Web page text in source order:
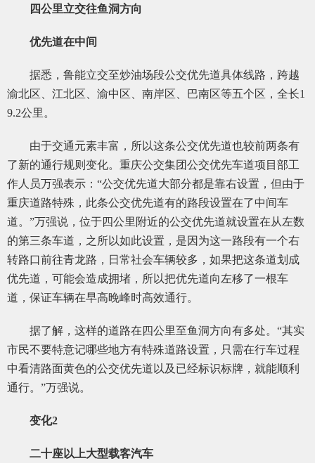
四公里立交往鱼洞方向
优先道在中间
据悉，鲁能立交至炒油场段公交优先道具体线路，跨越
渝北区、江北区、渝中区、南岸区、巴南区等五个区，全长1
9.2公里。
由于交通元素丰富，所以这条公交优先道也较前两条有
了新的通行规则变化。重庆公交集团公交优先车道项目部工
作人员万强表示：“公交优先道大部分都是靠右设置，但由于
重庆道路特殊，此条公交优先道有的路段设置在了中间车
道。”万强说，位于四公里附近的公交优先道就设置在从左数
的第三条车道，之所以如此设置，是因为这一路段有一个右
转路口前往青龙路，日常社会车辆较多，如果把这条道划成
优先道，可能会造成拥堵，所以把优先道向左移了一根车
道，保证车辆在早高晚峰时高效通行。
据了解，这样的道路在四公里至鱼洞方向有多处。“其实
市民不要特意记哪些地方有特殊道路设置，只需在行车过程
中看清路面黄色的公交优先道以及已经标识标牌，就能顺利
通行。”万强说。
变化2
二十座以上大型载客汽车